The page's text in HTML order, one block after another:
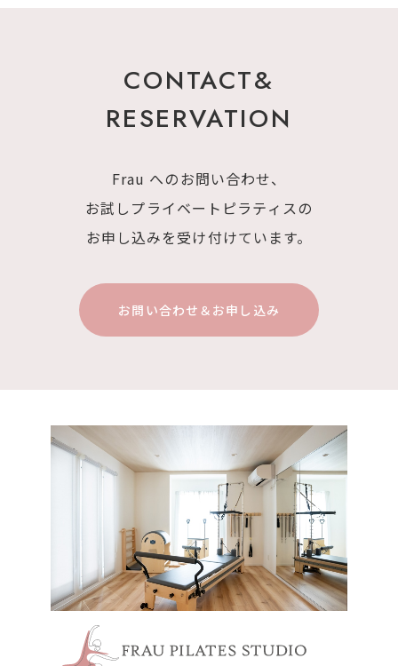
CONTACT&
RESERVATION
Frau へのお問い合わせ、
お試しプライベートピラティスの
お申し込みを受け付けています。
お問い合わせ＆お申し込み